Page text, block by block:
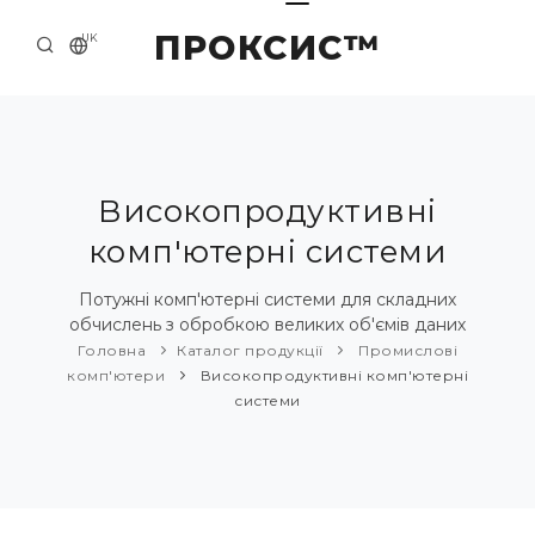
ПРОКСИС™
UK
ПРО НАС
ПРИКЛАДИ ТА РІШЕННЯ
КАТАЛОГ ПРОДУКЦІЇ
НОВИНИ
Високопродуктивні
комп'ютерні системи
Потужні комп'ютерні системи для складних
обчислень з обробкою великих об'ємів даних
Головна Каталог продукції
Промислові
комп'ютери
Високопродуктивні комп'ютерні
системи